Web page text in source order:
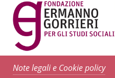
Note legali e Cookie policy